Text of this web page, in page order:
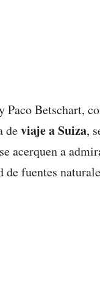
Paco Betschart,
deviaje a Suiza,
acerquen a
fuentes